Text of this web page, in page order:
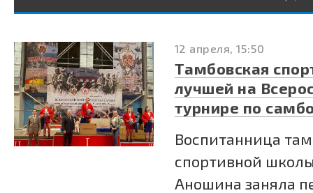
12 апреля, 15:50
Тамбовская
лучшей на
турнире по
Воспитанница
спортивной
Аношина заняла